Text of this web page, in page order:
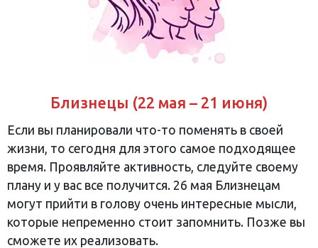
Близнецы (22 мая – 21 июня)
Если вы планировали что-то поменять в своей
жизни, то сегодня для этого самое подходящее
время. Проявляйте активность, следуйте своему
плану и у вас все получится. 26 мая Близнецам
могут прийти в голову очень интересные мысли,
которые непременно стоит запомнить. Позже вы
сможете их реализовать.